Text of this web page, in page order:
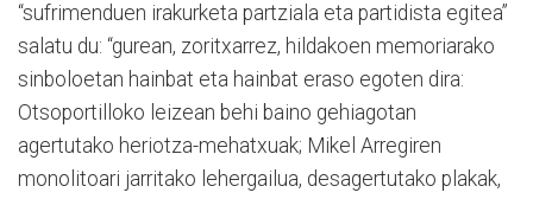
“sufrimenduen irakurketa partziala eta partidista egitea”
salatu du: “gurean, zoritxarrez, hildakoen memoriarako
sinboloetan hainbat eta hainbat eraso egoten dira:
Otsoportilloko leizean behi baino gehiagotan
agertutako heriotza-mehatxuak; Mikel Arregiren
monolitoari jarritako lehergailua, desagertutako plakak,